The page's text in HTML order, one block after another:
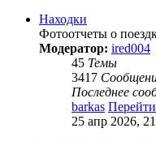
Находки
Фотоотчеты о
Модератор: ired004
45 Темы
3417
Последнее
barkas
25 апр 2026,